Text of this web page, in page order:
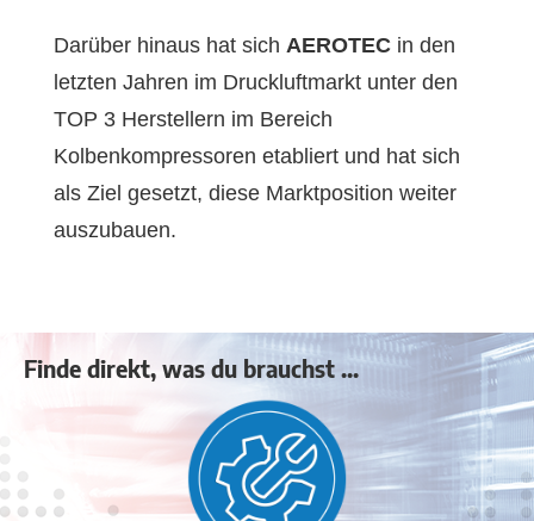
Darüber hinaus hat sich AEROTEC in den
letzten Jahren im Druckluftmarkt unter den
TOP 3 Herstellern im Bereich
Kolbenkompressoren etabliert und hat sich
als Ziel gesetzt, diese Marktposition weiter
auszubauen.
Finde direkt, was du brauchst ...